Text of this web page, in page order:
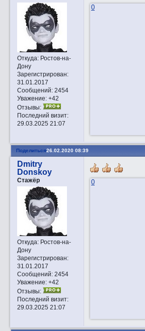
Откуда:Ростов-на-
Дону
Зарегистрирован:
31.01.2017
Сообщений:2454
Уважение: +42
Отзывы:
Последний визит:
29.03.2025 21:07
0
Поделиться26.02.2020 08:39
Dmitry
Donskoy
Стажёр
Откуда:Ростов-на-
Дону
Зарегистрирован:
31.01.2017
Сообщений:2454
Уважение: +42
Отзывы:
Последний визит:
29.03.2025 21:07
0